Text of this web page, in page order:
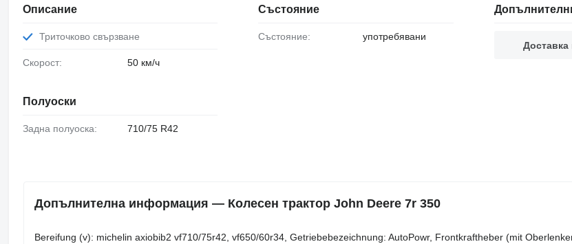
Описание
Триточково свързване
Скорост: 50 км/ч
Полуоски
Задна полуоска: 710/75 R42
Състояние
Състояние: употребявани
Доставка
Допълнителна информация — Колесен трактор John Deere 7r 350
Bereifung ​​​​​​​​​‌‌​​​​‌​​​​​​​​​‌‌‌​‌​‌​​​​​​​​​‌‌‌​‌​​​​​​​​​​​‌‌​‌‌‌‌​​​​​​​​​‌‌​‌‌​​​​​​​​​​​‌‌​‌​​‌​​​​​​​​​‌‌​‌‌‌​​​​​​​​​​‌‌​​‌​‌(v): michelin axiobib2 vf710/75r42, vf650/60r34, Getriebebezeichnung: AutoPowr, Frontkraftheber (mit